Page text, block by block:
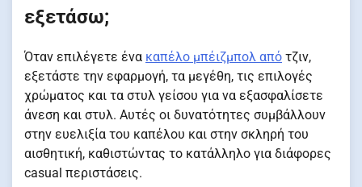
εξετάσω;
Όταν επιλέγετε ένα καπέλο μπέιζμπολ από τζιν,
εξετάστε την εφαρμογή, τα μεγέθη, τις επιλογές
χρώματος και τα στυλ γείσου για να εξασφαλίσετε
άνεση και στυλ. Αυτές οι δυνατότητες συμβάλλουν
στην ευελιξία του καπέλου και στην σκληρή του
αισθητική, καθιστώντας το κατάλληλο για διάφορες
casual περιστάσεις.